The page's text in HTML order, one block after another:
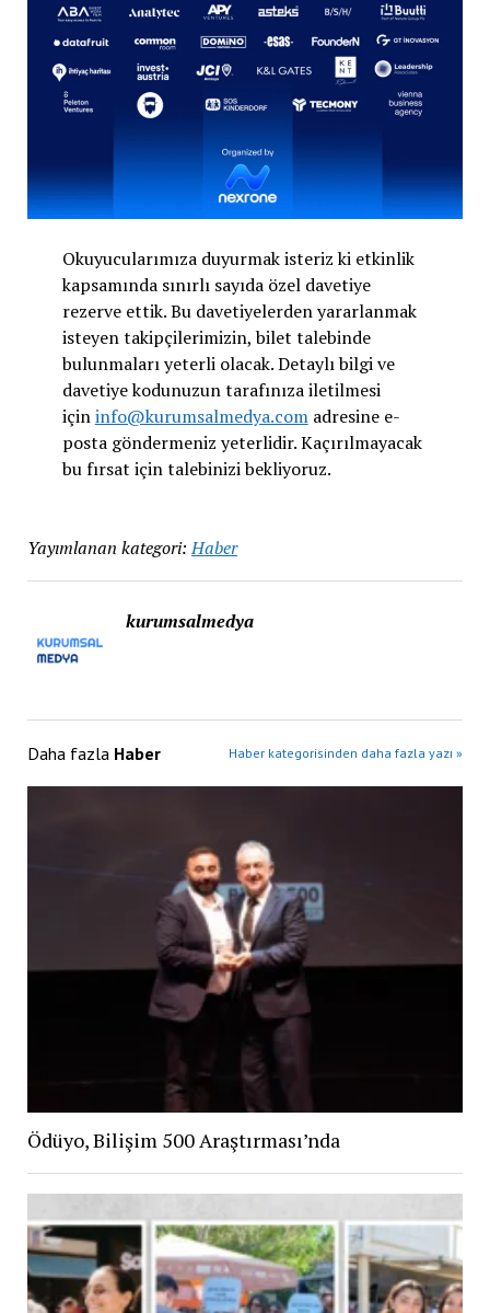
Okuyucularımıza duyurmak isteriz ki etkinlik
kapsamında sınırlı sayıda özel davetiye
rezerve ettik. Bu davetiyelerden yararlanmak
isteyen takipçilerimizin, bilet talebinde
bulunmaları yeterli olacak. Detaylı bilgi ve
davetiye kodunuzun tarafınıza iletilmesi
içininfo@kurumsalmedya.comadresine e-
posta göndermeniz yeterlidir. Kaçırılmayacak
bu fırsat için talebinizi bekliyoruz.
Yayımlanan kategori: Haber
kurumsalmedya
Daha fazla Haber Haber kategorisinden daha fazla yazı »
Ödüyo, Bilişim 500 Araştırması’nda